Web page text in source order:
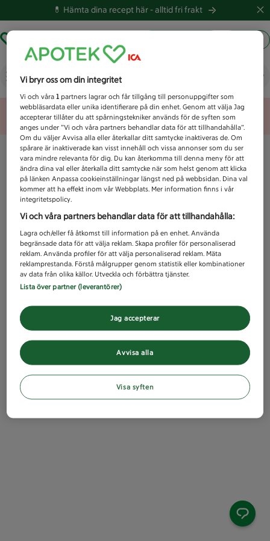
💊 Hämta dina recept här -alltid fri frakt
Vad letar du efter idag?
Unknown error
Vi bryr oss om din integritet
Vi och våra1 partners lagrar och får tillgång till personuppgifter som
webbläsardata eller unika identifierare på din enhet. Genom att välja Jag
accepterar tillåter du att spårningstekniker används för de syften som
anges under ”Vi och våra partners behandlar data för att tillhandahålla”.
Om du väljer Avvisa alla eller återkallar ditt samtycke inaktiveras de. Om
spårare är inaktiverade kan visst innehåll och vissa annonser som du ser
vara mindre relevanta för dig. Du kan återkomma till denna meny för att
ändra dina val eller återkalla ditt samtycke när som helst genom att klicka
på länken Anpassa cookieinställningar längst ned på webbsidan. Dina val
kommer att ha effekt inom vår Webbplats. Mer information finns i vår
integritetspolicy.
Vi och våra partners behandlar data för att tillhandahålla:
Lagra och/eller få åtkomst till information på en enhet. Använda
begränsade data för att välja reklam. Skapa profiler för personaliserad
reklam. Använda profiler för att välja personaliserad reklam. Mäta
reklamprestanda. Förstå målgrupper genom statistik eller kombinationer
av data från olika källor. Utveckla och förbättra tjänster.
Lista över partner (leverantörer)
Avvisa alla
Jag accepterar
Visa syften